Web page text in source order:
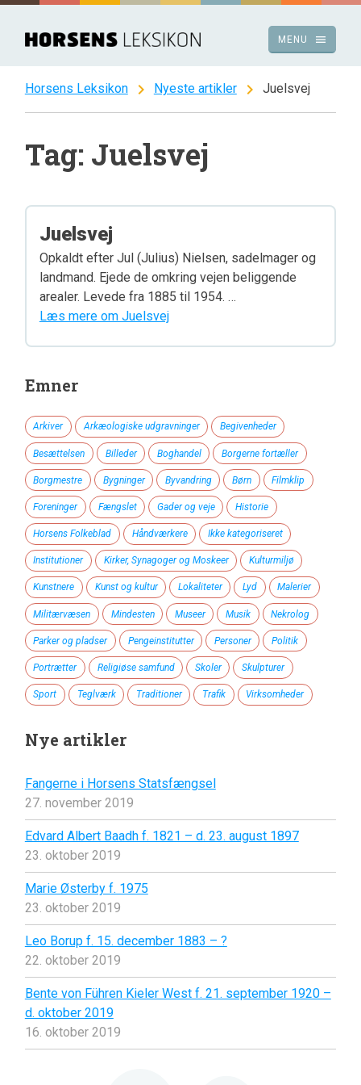
Spring
indhold
menu
MENU
Horsens Leksikon chevron_right Nyeste artikler chevron_right Juelsvej
Tag: Juelsvej
Juelsvej
Opkaldt efter Jul (Julius) Nielsen, sadelmager og
landmand. Ejede de omkring vejen beliggende
arealer. Levede fra 1885 til 1954. …
Læs mere om Juelsvej
Emner
Arkiver Arkæologiske udgravninger Begivenheder
Besættelsen Billeder Boghandel Borgerne fortæller
Borgmestre Bygninger Byvandring Børn Filmklip
Foreninger Fængslet Gader og veje Historie
Horsens Folkeblad Håndværkere Ikke kategoriseret
Institutioner Kirker, Synagoger og Moskeer Kulturmiljø
Kunstnere Kunst og kultur Lokaliteter Lyd Malerier
Militærvæsen Mindesten Museer Musik Nekrolog
Parker og pladser Pengeinstitutter Personer Politik
Portrætter Religiøse samfund Skoler Skulpturer
Sport Teglværk Traditioner Trafik Virksomheder
Nye artikler
Fangerne i Horsens Statsfængsel
27. november 2019
Edvard Albert Baadh f. 1821 – d. 23. august 1897
23. oktober 2019
Marie Østerby f. 1975
23. oktober 2019
Leo Borup f. 15. december 1883 – ?
22. oktober 2019
Bente von Führen Kieler West f. 21. september 1920 –
d. oktober 2019
16. oktober 2019